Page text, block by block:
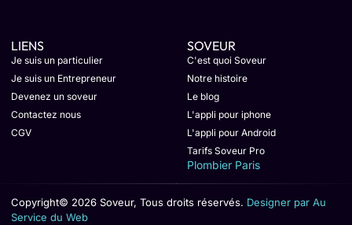
LIENS
Je suis un particulier
Je suis un Entrepreneur
Devenez un soveur
Contactez nous
CGV
SOVEUR
C'est quoi Soveur
Notre histoire
Le blog
L'appli pour iphone
L'appli pour Android
Tarifs Soveur Pro
Plombier Paris
Copyright© 2026 Soveur, Tous droits réservés. Designer par Au
Service du Web